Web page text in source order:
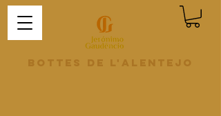
Bottes de l'Alentejo